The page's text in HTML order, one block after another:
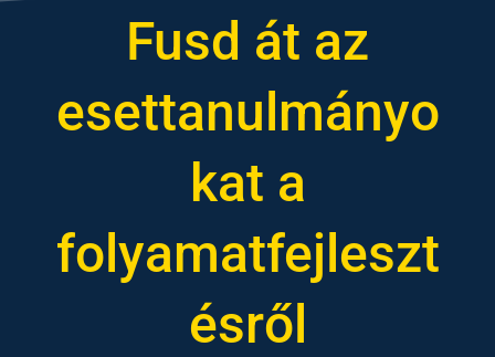
Fusd át az
esettanulmányo
kat a
folyamatfejleszt
ésről